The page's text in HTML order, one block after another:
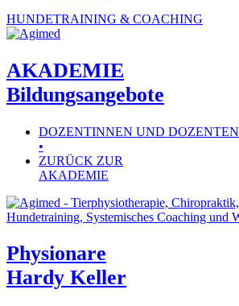
HUNDETRAINING & COACHING
AKADEMIE
Bildungsangebote
DOZENTINNEN UND DOZENTEN
•
ZURÜCK ZUR
AKADEMIE
Physionare
Hardy Keller